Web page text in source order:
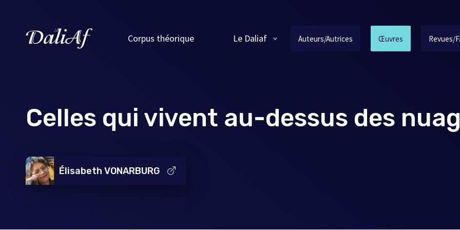
Corpus théorique Le Daliaf Auteurs/Autrices Œuvres Revues/
Celles qui vivent au-dessus des
Élisabeth VONARBURG